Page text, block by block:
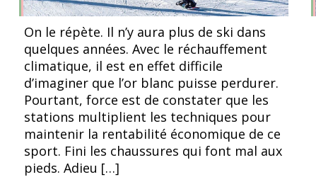
On le répète. Il n’y aura plus de ski dans
quelques années. Avec le réchauffement
climatique, il est en effet difficile
d’imaginer que l’or blanc puisse perdurer.
Pourtant, force est de constater que les
stations multiplient les techniques pour
maintenir la rentabilité économique de ce
sport. Fini les chaussures qui font mal aux
pieds. Adieu […]